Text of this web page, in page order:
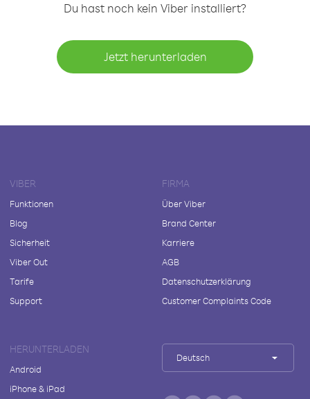
Du hast noch kein Viber installiert?
Jetzt herunterladen
VIBER
Funktionen
Blog
Sicherheit
Viber Out
Tarife
Support
FIRMA
Über Viber
Brand Center
Karriere
AGB
Datenschutzerklärung
Customer Complaints Code
HERUNTERLADEN
Android
iPhone & iPad
Deutsch